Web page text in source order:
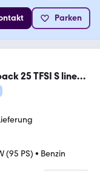
Parken
25 TFSI S line
(95 PS) • Benzin